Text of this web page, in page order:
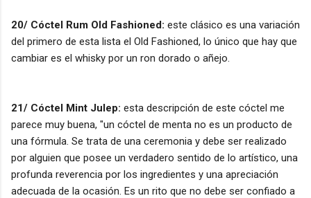
20/ Cóctel Rum Old Fashioned: este clásico es una variación
del primero de esta lista el Old Fashioned, lo único que hay que
cambiar es el whisky por un ron dorado o añejo.
21/ Cóctel Mint Julep: esta descripción de este cóctel me
parece muy buena, "un cóctel de menta no es un producto de
una fórmula. Se trata de una ceremonia y debe ser realizado
por alguien que posee un verdadero sentido de lo artístico, una
profunda reverencia por los ingredientes y una apreciación
adecuada de la ocasión. Es un rito que no debe ser confiado a